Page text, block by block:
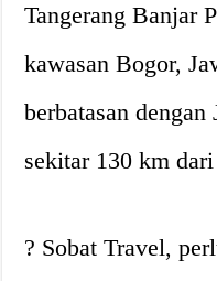
Tangerang Banjar
kawasan Bogor,
berbatasan
sekitar 130 km dari
? Sobat Travel,